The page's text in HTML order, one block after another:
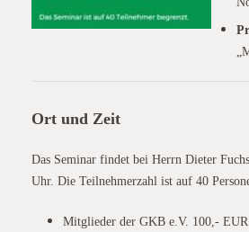
Ort und Zeit
Das Seminar findet bei Herrn Dieter
Uhr. Die Teilnehmerzahl ist auf 40
Mitglieder der GKB e.V. 100,-